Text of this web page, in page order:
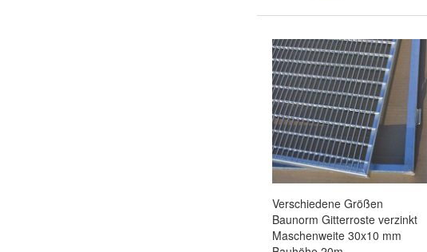
Verschiedene Größen
Baunorm Gitterroste verzinkt
Maschenweite 30x10 mm